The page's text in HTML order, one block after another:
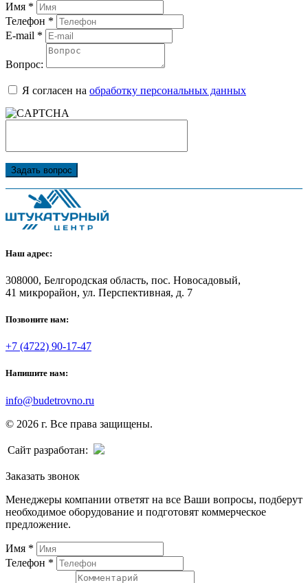
Имя *
Телефон *
E-mail *
Вопрос:
Я согласен на обработку персональных данных
Задать вопрос
Наш адрес:
308000, Белгородская область, пос. Новосадовый,
41 микрорайон, ул. Перспективная, д. 7
Позвоните нам:
+7 (4722) 90-17-47
Напишите нам:
info@budetrovno.ru
© 2026 г. Все права защищены.
Сайт разработан:
Заказать звонок
Менеджеры компании ответят на все Ваши вопросы, подберут
необходимое оборудование и подготовят коммерческое
предложение.
Имя *
Телефон *